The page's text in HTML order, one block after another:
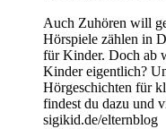
Auch Zuhören will
Hörspiele zählen in
für Kinder. Doch ab
Kinder eigentlich?
Hörgeschichten für
findest du dazu und
sigikid.de/elternblog